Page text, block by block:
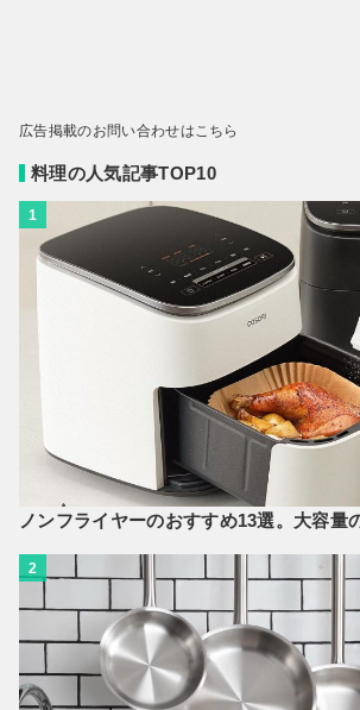
広告掲載のお問い合わせはこちら
料理の人気記事TOP10
1
ノンフライヤーのおすすめ13選。大容量
2